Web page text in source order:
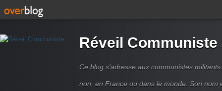
Réveil Communiste
Ce blog s'adresse aux communistes
non, en France ou dans le monde. Son nom